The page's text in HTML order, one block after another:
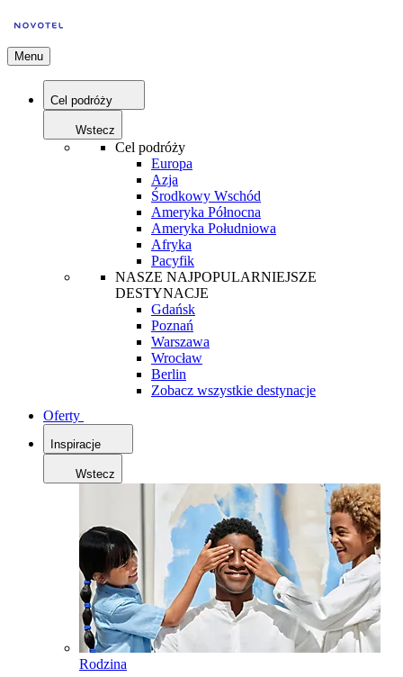
Menu
Cel podróży
Wstecz
Cel podróży
Europa
Azja
Środkowy Wschód
Ameryka Północna
Ameryka Południowa
Afryka
Pacyfik
NASZE NAJPOPULARNIEJSZE
DESTYNACJE
Gdańsk
Poznań
Warszawa
Wrocław
Berlin
Zobacz wszystkie destynacje
Oferty
Inspiracje
Wstecz
Rodzina